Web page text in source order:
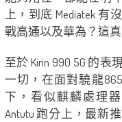
上，到底 Mediatek
戰高通以及華為？這
至於 Kirin 990 5G 的
一切，在面對驍龍
下，看似麒麟處理
Antutu 跑分上，最新